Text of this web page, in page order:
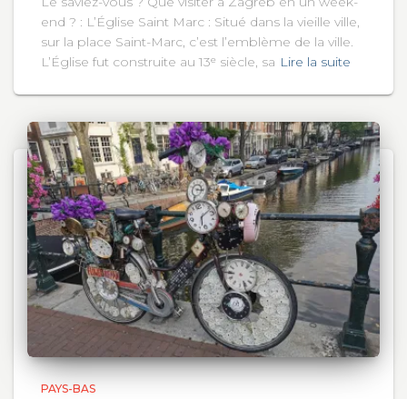
end ? : L’Église Saint Marc : Situé dans la vieille ville,
sur la place Saint-Marc, c’est l’emblème de la ville.
L’Église fut construite au 13ᵉ siècle, sa Lire la suite
PAYS-BAS